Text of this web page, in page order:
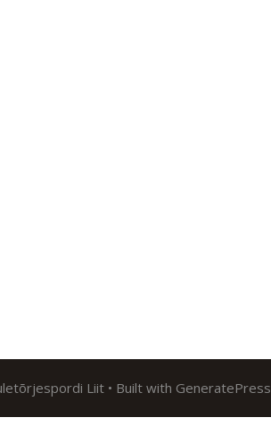
Liit• Built with GeneratePress